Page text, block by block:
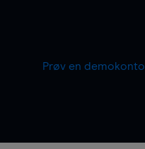
Prøv en demokonto